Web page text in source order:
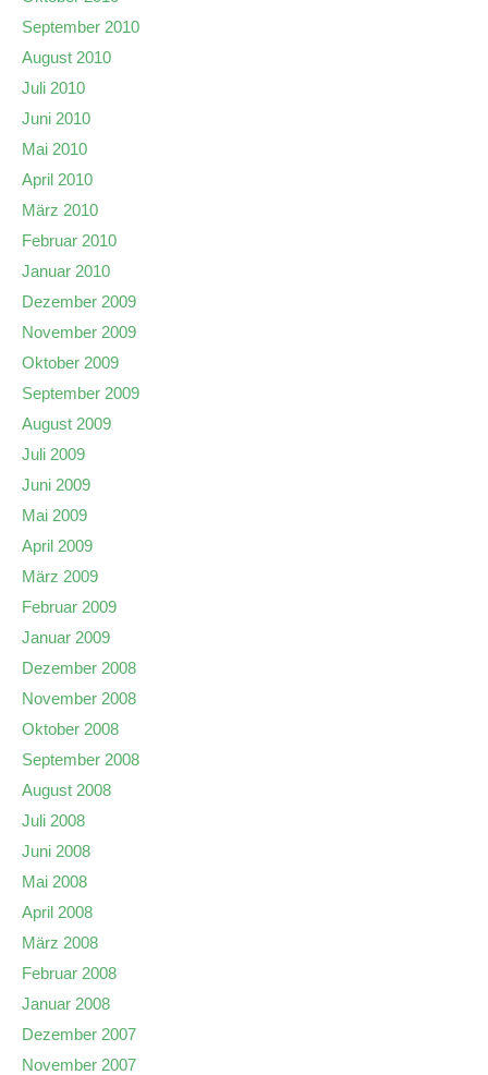
September 2010
August 2010
Juli 2010
Juni 2010
Mai 2010
April 2010
März 2010
Februar 2010
Januar 2010
Dezember 2009
November 2009
Oktober 2009
September 2009
August 2009
Juli 2009
Juni 2009
Mai 2009
April 2009
März 2009
Februar 2009
Januar 2009
Dezember 2008
November 2008
Oktober 2008
September 2008
August 2008
Juli 2008
Juni 2008
Mai 2008
April 2008
März 2008
Februar 2008
Januar 2008
Dezember 2007
November 2007